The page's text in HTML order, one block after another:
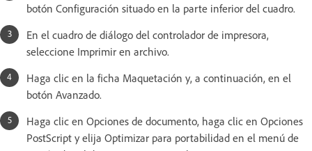
botón Configuración situado en la parte inferior del cuadro.
En el cuadro de diálogo del controlador de impresora,
seleccione Imprimir en archivo.
Haga clic en la ficha Maquetación y, a continuación, en el
botón Avanzado.
Haga clic en Opciones de documento, haga clic en Opciones
PostScript y elija Optimizar para portabilidad en el menú de